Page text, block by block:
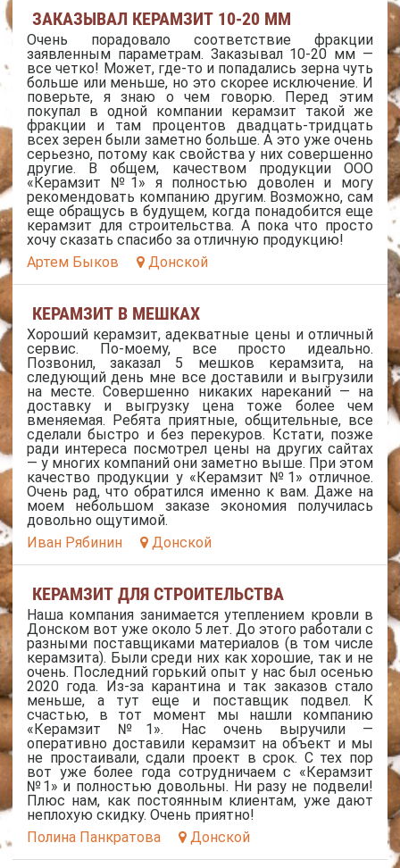
ЗАКАЗЫВАЛ КЕРАМЗИТ 10-20 ММ
Очень порадовало соответствие фракции
заявленным параметрам. Заказывал 10-20 мм —
все четко! Может, где-то и попадались зерна чуть
больше или меньше, но это скорее исключение. И
поверьте, я знаю о чем говорю. Перед этим
покупал в одной компании керамзит такой же
фракции и там процентов двадцать-тридцать
всех зерен были заметно больше. А это уже очень
серьезно, потому как свойства у них совершенно
другие. В общем, качеством продукции ООО
«Керамзит №1» я полностью доволен и могу
рекомендовать компанию другим. Возможно, сам
еще обращусь в будущем, когда понадобится еще
керамзит для строительства. А пока что просто
хочу сказать спасибо за отличную продукцию!
Артем Быков
Донской
КЕРАМЗИТ В МЕШКАХ
Хороший керамзит, адекватные цены и отличный
сервис. По-моему, все просто идеально.
Позвонил, заказал 5 мешков керамзита, на
следующий день мне все доставили и выгрузили
на месте. Совершенно никаких нареканий — на
доставку и выгрузку цена тоже более чем
вменяемая. Ребята приятные, общительные, все
сделали быстро и без перекуров. Кстати, позже
ради интереса посмотрел цены на других сайтах
— у многих компаний они заметно выше. При этом
качество продукции у «Керамзит №1» отличное.
Очень рад, что обратился именно к вам. Даже на
моем небольшом заказе экономия получилась
довольно ощутимой.
Иван Рябинин
Донской
КЕРАМЗИТ ДЛЯ СТРОИТЕЛЬСТВА
Наша компания занимается утеплением кровли в
Донском вот уже около 5 лет. До этого работали с
разными поставщиками материалов (в том числе
керамзита). Были среди них как хорошие, так и не
очень. Последний горький опыт у нас был осенью
2020 года. Из-за карантина и так заказов стало
меньше, а тут еще и поставщик подвел. К
счастью, в тот момент мы нашли компанию
«Керамзит №1». Нас очень выручили —
оперативно доставили керамзит на объект и мы
не простаивали, сдали проект в срок. С тех пор
вот уже более года сотрудничаем с «Керамзит
№1» и полностью довольны. Ни разу не подвели!
Плюс нам, как постоянным клиентам, уже дают
неплохую скидку. Очень приятно!
Полина Панкратова
Донской